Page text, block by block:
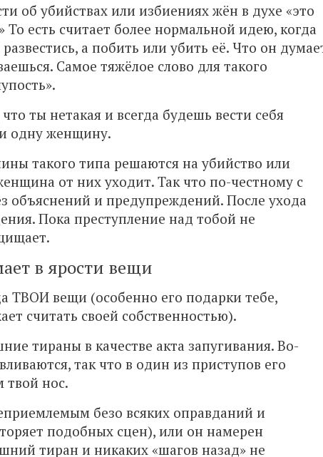
об убийствах или избиениях жён в духе «это
есть считает более нормальной идею, когда
а побить или убить её. Что он
Самое тяжёлое слово для такого
ты нетакая и всегда будешь вести себя
одну женщину.
такого типа решаются на убийство или
от них уходит. Так что по-честному с
объяснений и предупреждений. После ухода
Пока преступление над тобой не
в ярости вещи
ТВОИ вещи (особенно его подарки тебе,
считать своей собственностью).
тираны в качестве акта запугивания. Во-
так что в один из приступов его
твой нос.
безо всяких оправданий и
подобных сцен), или он намерен
тиран и никаких «шагов назад» не